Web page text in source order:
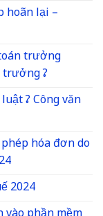
hoãn lại –
trưởng
?
? Công văn
hóa đơn do
2024